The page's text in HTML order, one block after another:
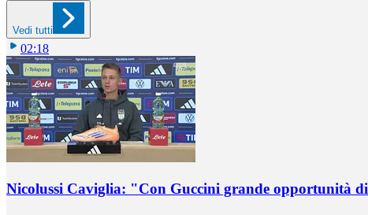
Vedi tutti
02:18
Nicolussi Caviglia: "Con Guccini grande opportunità